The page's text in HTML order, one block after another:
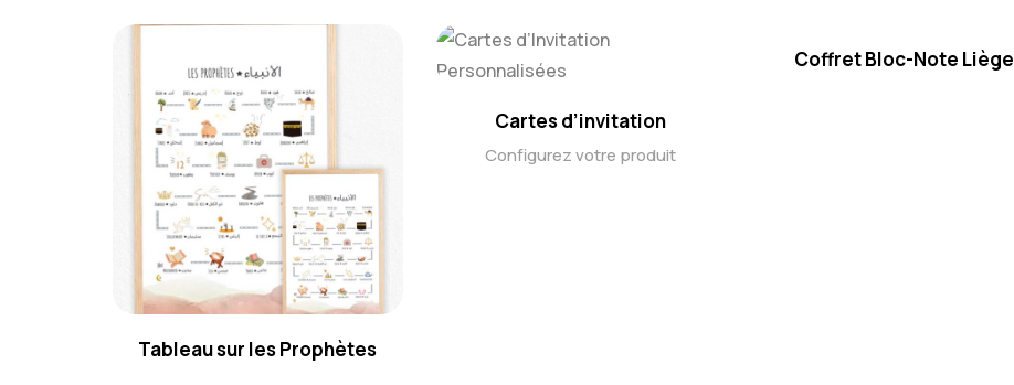
Tableau sur les Prophètes
Cartes d’invitation
Configurez votre produit
Coffret Bloc-Note Liège